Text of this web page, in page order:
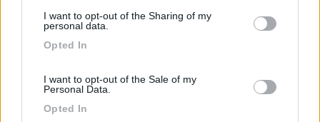
not limited to your visit or usage behaviour. You may click to
grant or deny consent to Google and its third-party tags to
use your data for below specified purposes in below Google
I want to opt-out of the Sharing of my
personal data.
Opted In
I want to opt-out of the Sale of my
Personal Data.
Opted In